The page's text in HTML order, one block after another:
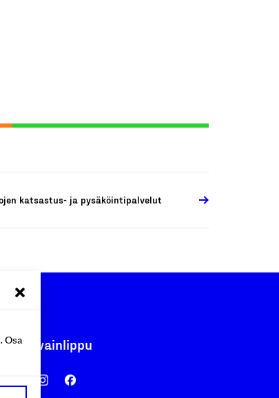
Osa
katsastus- ja pysäköintipalvelut
Avainlippu